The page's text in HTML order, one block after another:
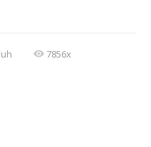
7856x